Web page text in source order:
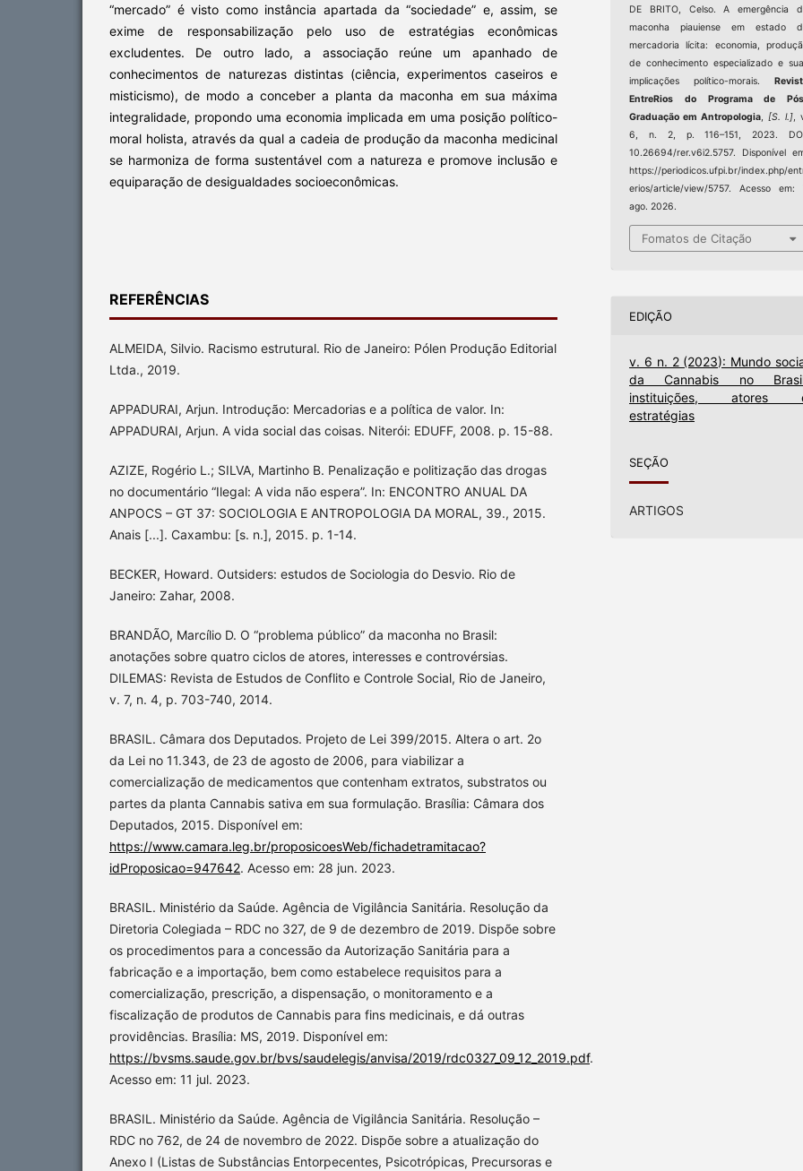
“mercado” é visto como instância apartada da “sociedade” e, assim, se
exime de responsabilização pelo uso de estratégias econômicas
excludentes. De outro lado, a associação reúne um apanhado de
conhecimentos de naturezas distintas (ciência, experimentos caseiros e
misticismo), de modo a conceber a planta da maconha em sua máxima
integralidade, propondo uma economia implicada em uma posição político-
moral holista, através da qual a cadeia de produção da maconha medicinal
se harmoniza de forma sustentável com a natureza e promove inclusão e
equiparação de desigualdades socioeconômicas.
REFERÊNCIAS
ALMEIDA, Silvio. Racismo estrutural. Rio de Janeiro: Pólen Produção Editorial
Ltda., 2019.
APPADURAI, Arjun. Introdução: Mercadorias e a política de valor. In:
APPADURAI, Arjun. A vida social das coisas. Niterói: EDUFF, 2008. p. 15-88.
AZIZE, Rogério L.; SILVA, Martinho B. Penalização e politização das drogas
no documentário “Ilegal: A vida não espera”. In: ENCONTRO ANUAL DA
ANPOCS – GT 37: SOCIOLOGIA E ANTROPOLOGIA DA MORAL, 39., 2015.
Anais [...]. Caxambu: [s. n.], 2015. p. 1-14.
BECKER, Howard. Outsiders: estudos de Sociologia do Desvio. Rio de
Janeiro: Zahar, 2008.
BRANDÃO, Marcílio D. O “problema público” da maconha no Brasil:
anotações sobre quatro ciclos de atores, interesses e controvérsias.
DILEMAS: Revista de Estudos de Conflito e Controle Social, Rio de Janeiro,
v. 7, n. 4, p. 703-740, 2014.
BRASIL. Câmara dos Deputados. Projeto de Lei 399/2015. Altera o art. 2o
da Lei no 11.343, de 23 de agosto de 2006, para viabilizar a
comercialização de medicamentos que contenham extratos, substratos ou
partes da planta Cannabis sativa em sua formulação. Brasília: Câmara dos
Deputados, 2015. Disponível em:
https://www.camara.leg.br/proposicoesWeb/fichadetramitacao?
idProposicao=947642. Acesso em: 28 jun. 2023.
BRASIL. Ministério da Saúde. Agência de Vigilância Sanitária. Resolução da
Diretoria Colegiada – RDC no 327, de 9 de dezembro de 2019. Dispõe sobre
os procedimentos para a concessão da Autorização Sanitária para a
fabricação e a importação, bem como estabelece requisitos para a
comercialização, prescrição, a dispensação, o monitoramento e a
fiscalização de produtos de Cannabis para fins medicinais, e dá outras
providências. Brasília: MS, 2019. Disponível em:
https://bvsms.saude.gov.br/bvs/saudelegis/anvisa/2019/rdc0327_09_12_2019.pdf.
Acesso em: 11 jul. 2023.
BRASIL. Ministério da Saúde. Agência de Vigilância Sanitária. Resolução –
RDC no 762, de 24 de novembro de 2022. Dispõe sobre a atualização do
Anexo I (Listas de Substâncias Entorpecentes, Psicotrópicas, Precursoras e
DE BRITO, Celso. A emergência
maconha piauiense em estado
mercadoria lícita: economia,
de conhecimento especializado e
implicações político-morais.
EntreRios do Programa de
Graduação em Antropologia
[S. l.] ,
6, n. 2, p. 116–151, 2023.
10.26694/rer.v6i2.5757. Disponível
https://periodicos.ufpi.br/index.php/
erios/article/view/5757. Acesso em:
ago. 2026.
Fomatos de Citação
EDIÇÃO
v. 6 n. 2 (2023): Mundo
da Cannabis no
instituições, atores
estratégias
SEÇÃO
ARTIGOS